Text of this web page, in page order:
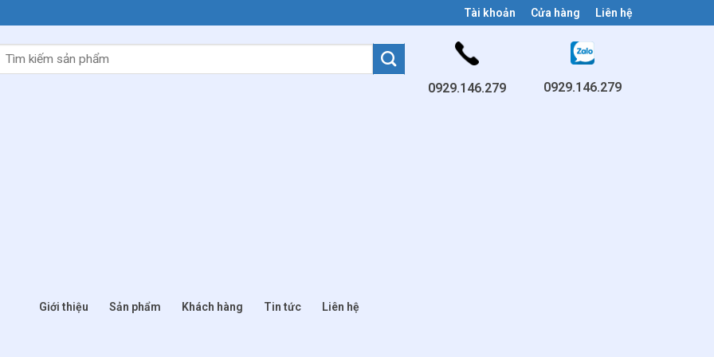
Tài khoản Cửa hàng Liên hệ
Tìm
0929.146.279
0929.146.279
Giới thiệu Sản phẩm Khách hàng Tin tức Liên hệ